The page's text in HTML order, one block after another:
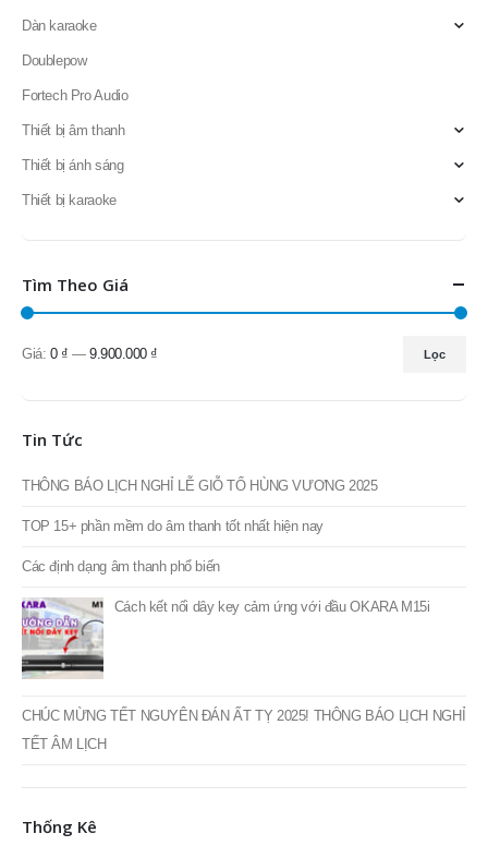
Dàn karaoke
Doublepow
Fortech Pro Audio
Thiết bị âm thanh
Thiết bị ánh sáng
Thiết bị karaoke
Tìm Theo Giá
Lọc
Giá: 0 ₫ —9.900.000 ₫
Tin Tức
THÔNG BÁO LỊCH NGHỈ LỄ GIỖ TỔ HÙNG VƯƠNG 2025
TOP 15+ phần mềm do âm thanh tốt nhất hiện nay
Các định dạng âm thanh phổ biến
Cách kết nối dây key cảm ứng với đầu OKARA M15i
CHÚC MỪNG TẾT NGUYÊN ĐÁN ẤT TỴ 2025! THÔNG BÁO LỊCH NGHỈ
TẾT ÂM LỊCH
Thống Kê